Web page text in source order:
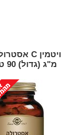
מ"ג (גדול) 90 טבליות